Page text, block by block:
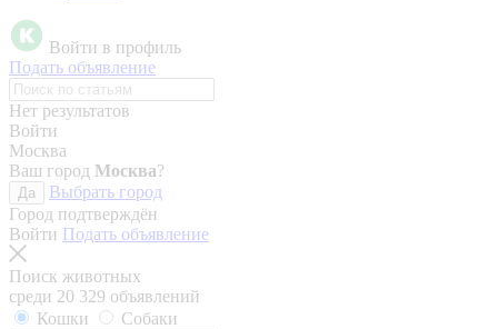
Войти в профиль
Подать объявление
Нет результатов
Войти
Москва
Ваш город Москва?
Да
Выбрать город
Город подтверждён
Войти Подать объявление
Поиск животных
среди 20 329 объявлений
Кошки
Собаки